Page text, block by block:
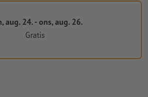
aug. 24. - ons, aug. 26.
Gratis